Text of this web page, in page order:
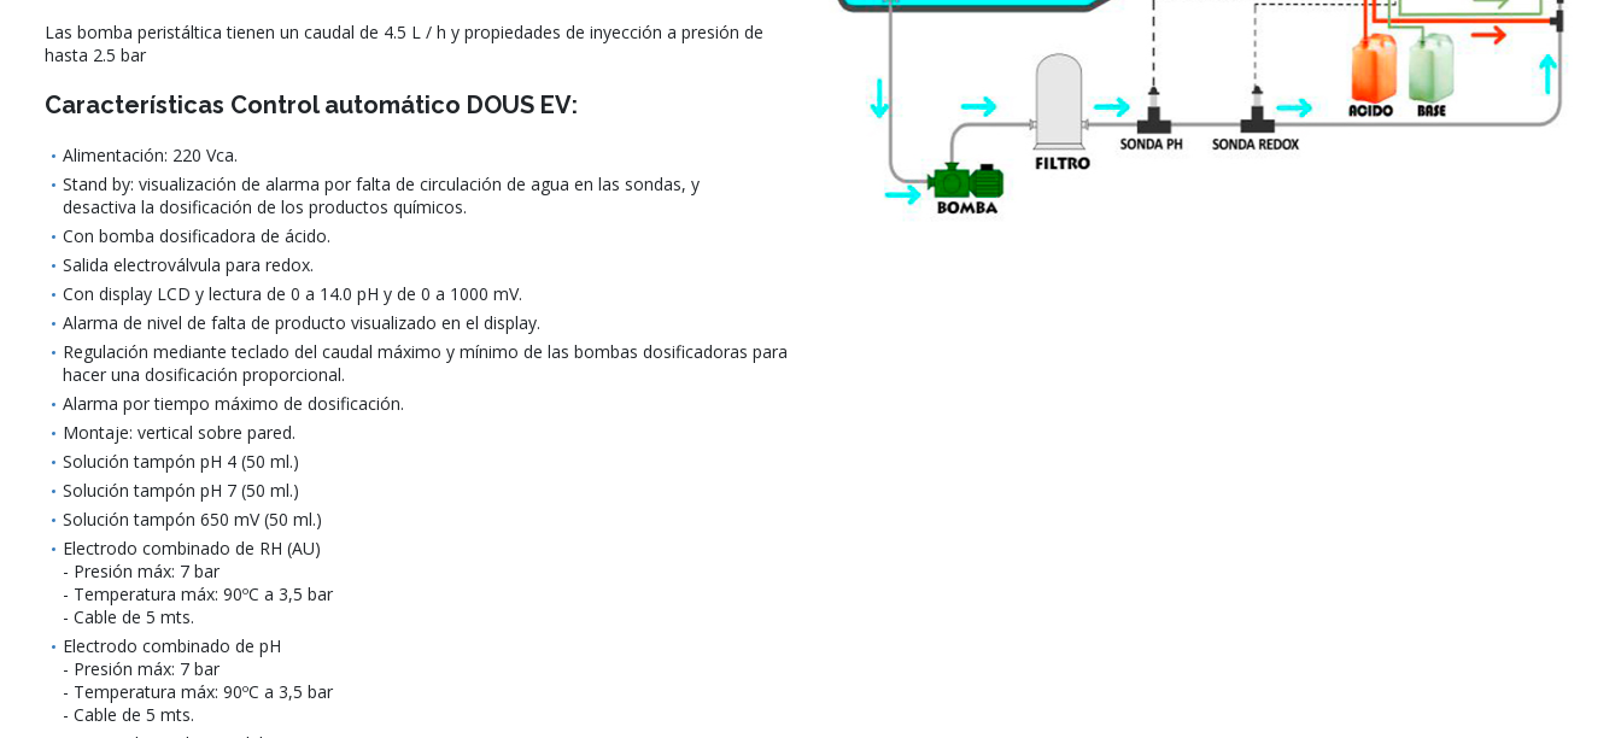
Las bomba peristáltica tienen un caudal de 4.5 L / h y propiedades de inyección a presión de
hasta 2.5 bar
Características Control automático DOUS EV:
Alimentación: 220 Vca.
Stand by: visualización de alarma por falta de circulación de agua en las sondas, y
desactiva la dosificación de los productos químicos.
Con bomba dosificadora de ácido.
Salida electroválvula para redox.
Con display LCD y lectura de 0 a 14.0 pH y de 0 a 1000 mV.
Alarma de nivel de falta de producto visualizado en el display.
Regulación mediante teclado del caudal máximo y mínimo de las bombas dosificadoras para
hacer una dosificación proporcional.
Alarma por tiempo máximo de dosificación.
Montaje: vertical sobre pared.
Solución tampón pH 4 (50 ml.)
Solución tampón pH 7 (50 ml.)
Solución tampón 650 mV (50 ml.)
Electrodo combinado de RH (AU)
- Presión máx: 7 bar
- Temperatura máx: 90ºC a 3,5 bar
- Cable de 5 mts.
Electrodo combinado de pH
- Presión máx: 7 bar
- Temperatura máx: 90ºC a 3,5 bar
- Cable de 5 mts.